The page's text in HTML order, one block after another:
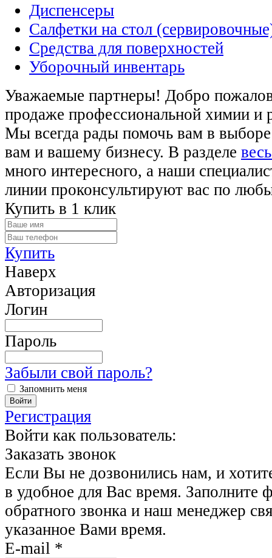
Диспенсеры
Салфетки на стол
Средства для поверхностей
Уборочный инвентарь
Уважаемые партнеры! Добро
продаже профессиональной химии и
Мы всегда рады помочь вам в
вам и вашему бизнесу. В разделе
много интересного, а наши
линии проконсультируют вас по
Купить в 1 клик
Купить
Наверх
Авторизация
Логин
Пароль
Забыли свой пароль?
Запомнить меня
Регистрация
Войти как пользователь:
Заказать звонок
Если Вы не дозвонились нам, и
в удобное для Вас время. Заполните
обратного звонка и наш менеджер
указанное Вами время.
E-mail *